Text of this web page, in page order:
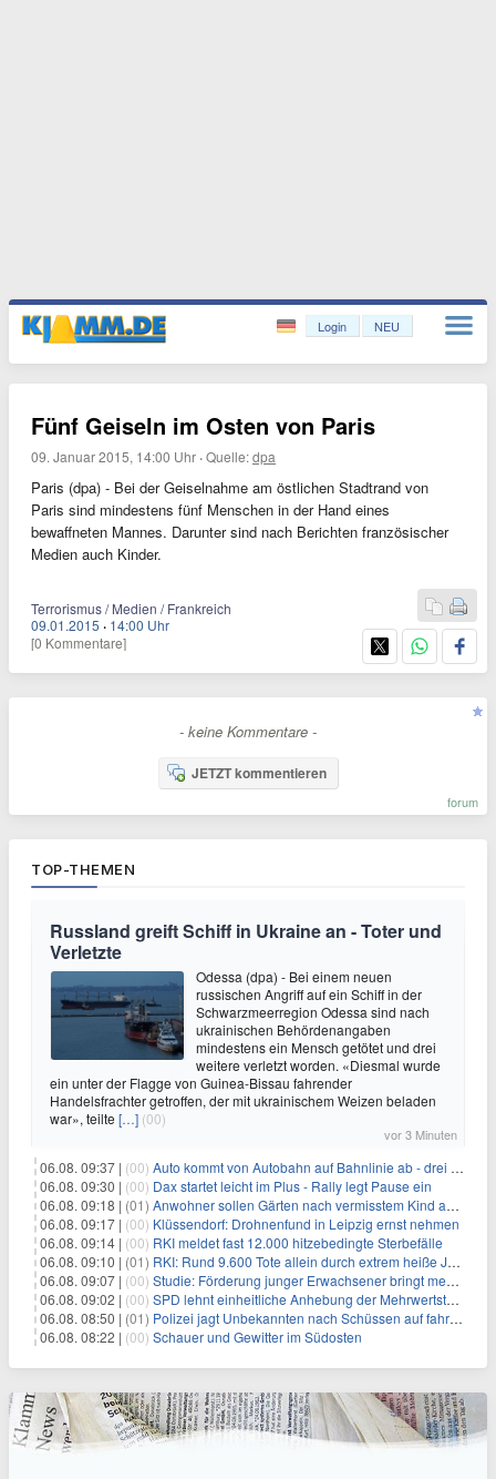
Login NEU
Fünf Geiseln im Osten von Paris
09. Januar 2015, 14:00 Uhr ·Quelle:dpa
Paris (dpa) - Bei der Geiselnahme am östlichen Stadtrand von
Paris sind mindestens fünf Menschen in der Hand eines
bewaffneten Mannes. Darunter sind nach Berichten französischer
Medien auch Kinder.
Terrorismus / Medien / Frankreich
09.01.2015 · 14:00 Uhr
[0 Kommentare]
- keine Kommentare -
JETZT kommentieren
forum
TOP-THEMEN
Russland greift Schiff in Ukraine an - Toter und
Verletzte
Odessa (dpa) - Bei einem neuen
russischen Angriff auf ein Schiff in der
Schwarzmeerregion Odessa sind nach
ukrainischen Behördenangaben
mindestens ein Mensch getötet und drei
weitere verletzt worden. «Diesmal wurde
ein unter der Flagge von Guinea-Bissau fahrender
Handelsfrachter getroffen, der mit ukrainischem Weizen beladen
war», teilte […] (00)
vor 3 Minuten
06.08. 09:37 | (00) Auto kommt von Autobahn auf Bahnlinie ab - drei Tote
06.08. 09:30 | (00) Dax startet leicht im Plus - Rally legt Pause ein
06.08. 09:18 | (01) Anwohner sollen Gärten nach vermisstem Kind absuchen
06.08. 09:17 | (00) Klüssendorf: Drohnenfund in Leipzig ernst nehmen
06.08. 09:14 | (00) RKI meldet fast 12.000 hitzebedingte Sterbefälle
06.08. 09:10 | (01) RKI: Rund 9.600 Tote allein durch extrem heiße Juni-Woche
06.08. 09:07 | (00) Studie: Förderung junger Erwachsener bringt mehr als bei Älteren
06.08. 09:02 | (00) SPD lehnt einheitliche Anhebung der Mehrwertsteuer ab
06.08. 08:50 | (01) Polizei jagt Unbekannten nach Schüssen auf fahrendes Auto
06.08. 08:22 | (00) Schauer und Gewitter im Südosten